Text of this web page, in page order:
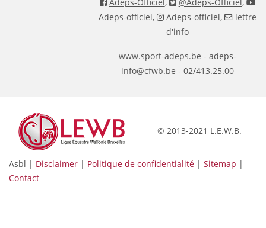
Adeps-Officiel, @Adeps-Officiel,
Adeps-officiel, Adeps-officiel,
lettre
d'info
www.sport-adeps.be - adeps-
info@cfwb.be - 02/413.25.00
© 2013-2021 L.E.W.B.
Asbl | Disclaimer | Politique de confidentialité | Sitemap |
Contact